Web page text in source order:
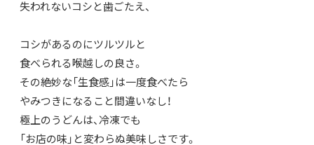
失われないコシと歯ごたえ、
コシがあるのにツルツルと
食べられる喉越しの良さ。
その絶妙な「生食感」は一度食べたら
やみつきになること間違いなし！
極上のうどんは、冷凍でも
「お店の味」と変わらぬ美味しさです。